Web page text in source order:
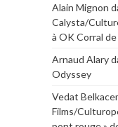
Alain Mignon
Calysta/
à OK Corral
Arnaud Alary
Odyssey
Vedat
Films/